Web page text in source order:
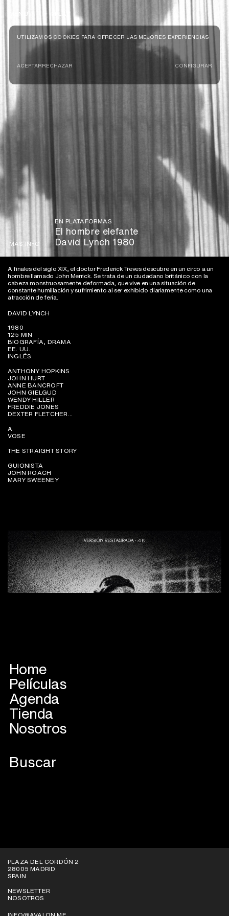
UTILIZAMOS COOKIES PARA OFRECER LAS MEJORES EXPERIENCIAS
ACEPTARRECHAZAR CONFIGURAR
Home
Películas
Agenda
Tienda
Nosotros
MENU PLAY
EN PLATAFORMAS
El hombre elefante
David Lynch 1980
MÁS INFO
DAVID LYNCH
1980
125 MIN
BIOGRAFÍA, DRAMA
EE. UU.
INGLÉS
ANTHONY HOPKINS
JOHN HURT
ANNE BANCROFT
JOHN GIELGUD
WENDY HILLER
FREDDIE JONES
DEXTER FLETCHER...
A
VOSE
THE STRAIGHT STORY
GUIONISTA
JOHN ROACH
MARY SWEENEY
A finales del siglo XIX, el doctor Frederick Treves descubre en un circo a un
hombre llamado John Merrick. Se trata de un ciudadano británico con la
cabeza monstruosamente deformada, que vive en una situación de
constante humillación y sufrimiento al ser exhibido diariamente como una
atracción de feria.
PLAZA DEL CORDÓN 2
28005 MADRID
SPAIN
NEWSLETTER
NOSOTROS